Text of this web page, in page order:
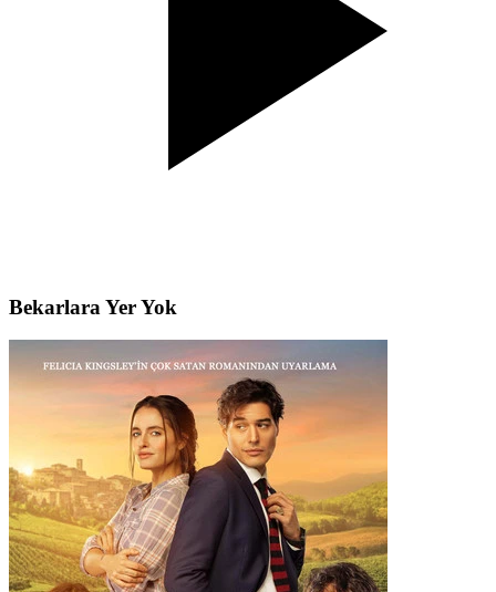
Bekarlara Yer Yok